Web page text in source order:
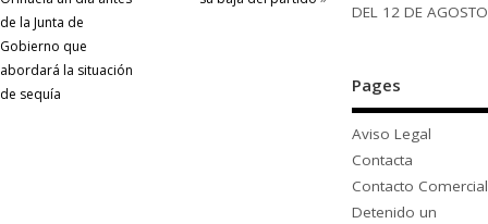
de la Junta de
Gobierno que
abordará la situación
de sequía
DEL 12 DE AGOSTO
Pages
Aviso Legal
Contacta
Contacto Comercial
Detenido un